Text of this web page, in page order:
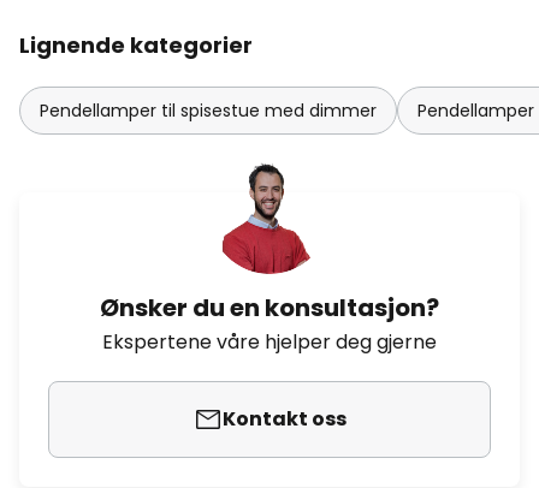
Lignende kategorier
Pendellamper til spisestue med dimmer
Ønsker du en konsultasjon?
Ekspertene våre hjelper deg gjerne
Kontakt oss